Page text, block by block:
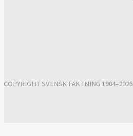
COPYRIGHT SVENSK FÄKTNING 1904–2026